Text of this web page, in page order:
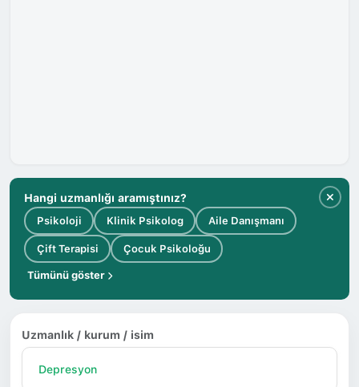
Hangi uzmanlığı aramıştınız?
Psikoloji Klinik Psikolog Aile Danışmanı
Çift Terapisi Çocuk Psikoloğu
Tümünü göster
Uzmanlık / kurum / isim